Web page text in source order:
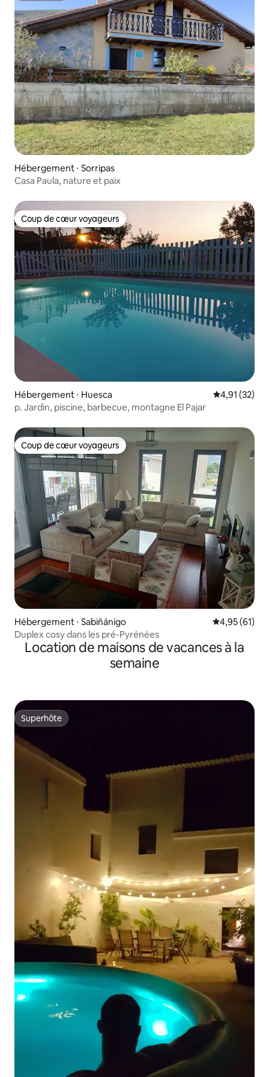
Hébergement ⋅ Sorripas
Casa Paula, nature et paix
Coup de cœur voyageurs
Coup de cœur voyageurs
Hébergement ⋅ Huesca Évaluation
4,91 (32)
p. Jardin, piscine, barbecue, montagne El Pajar
Coup de cœur voyageurs
Coup de cœur voyageurs
Hébergement ⋅ Sabiñánigo Évaluation
4,95 (61)
Duplex cosy dans les pré-Pyrénées
Location de maisons de vacances à la
semaine
Superhôte
Superhôte